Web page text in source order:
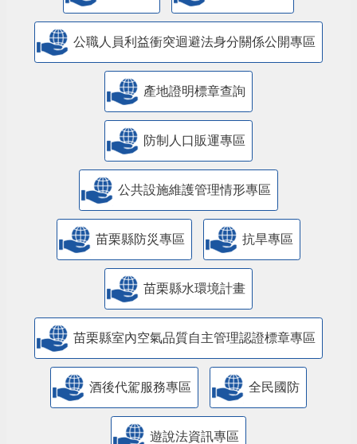
公職人員利益衝突迴避法身分關係公開專區
產地證明標章查詢
防制人口販運專區
​公共設施維護管理情形專區
苗栗縣防災專區 抗旱專區
苗栗縣水環境計畫
苗栗縣室內空氣品質自主管理認證標章專區
酒後代駕服務專區 全民國防
遊說法資訊專區